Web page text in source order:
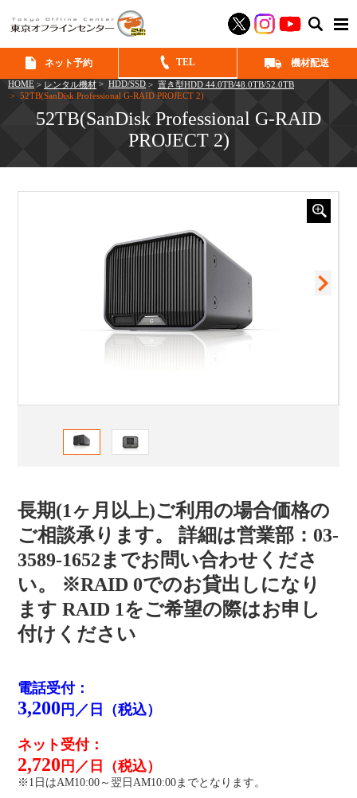
ネット予約 TEL 機材配送
HOME > レンタル機材 > HDD/SSD > 置き型HDD 44.0TB/48.0TB/52.0TB
> 52TB(SanDisk Professional G-RAID PROJECT 2)
52TB(SanDisk Professional G-RAID
PROJECT 2)
長期(1ヶ月以上)ご利用の場合価格の
ご相談承ります。 詳細は営業部：03-
3589-1652までお問い合わせくださ
い。 ※RAID 0でのお貸出しになり
ます RAID 1をご希望の際はお申し
付けください
電話受付：
3,200 円／日（税込）
ネット受付：
2,720 円／日（税込）
※1日はAM10:00～翌日AM10:00までとなります。